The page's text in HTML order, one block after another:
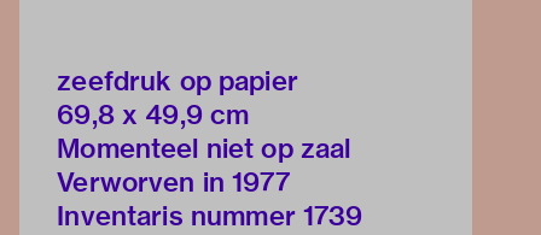
zeefdruk op papier
69,8 x 49,9 cm
Momenteel niet op zaal
Verworven in 1977
Inventaris nummer 1739